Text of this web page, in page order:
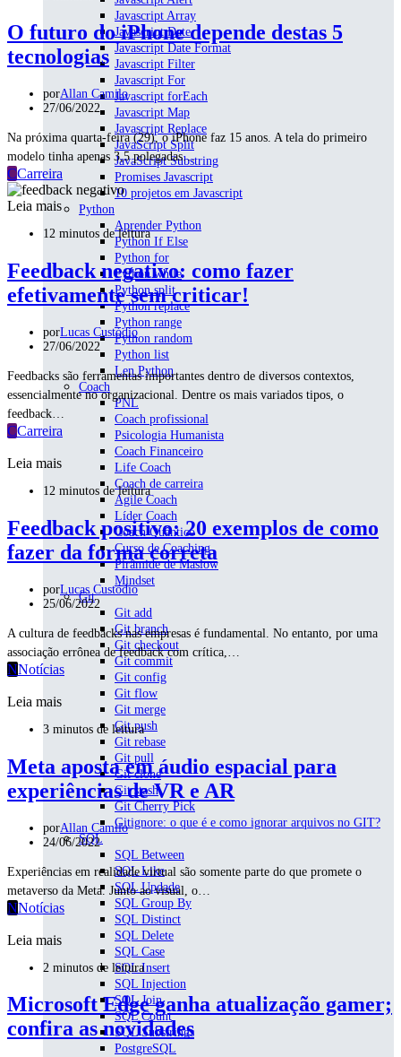
Javascript Array
Javascript Date
Javascript Date Format
Javascript Filter
Javascript For
Javascript forEach
Javascript Map
Javascript Replace
JavaScript Split
JavaScript Substring
Promises Javascript
10 projetos em Javascript
Python
Aprender Python
Python If Else
Python for
Python while
Python split
Python replace
Python range
Python random
Python list
Len Python
Coach
PNL
Coach profissional
Psicologia Humanista
Coach Financeiro
Life Coach
Coach de carreira
Agile Coach
Líder Coach
Coach Quântico
Curso de Coaching
Pirâmide de Maslow
Mindset
Git
Git add
Git branch
Git checkout
Git commit
Git config
Git flow
Git merge
Git push
Git rebase
Git pull
Git clone
Git stash
Git Cherry Pick
Gitignore: o que é e como ignorar arquivos no GIT?
SQL
SQL Between
SQL Like
SQL Updade
SQL Group By
SQL Distinct
SQL Delete
SQL Case
SQL Insert
SQL Injection
SQL Join
SQL Count
SQL Substrings
PostgreSQL
O futuro do iPhone depende destas 5
tecnologias
porAllan Camilo
27/06/2022
Na próxima quarta-feira (29), o iPhone faz 15 anos. A tela do primeiro
modelo tinha apenas 3,5 polegadas…
CCarreira
Leia mais
12 minutos de leitura
Feedback negativo: como fazer
efetivamente sem criticar!
porLucas Custódio
27/06/2022
Feedbacks são ferramentas importantes dentro de diversos contextos,
essencialmente no organizacional. Dentre os mais variados tipos, o
feedback…
CCarreira
Leia mais
12 minutos de leitura
Feedback positivo: 20 exemplos de como
fazer da forma correta
porLucas Custódio
25/06/2022
A cultura de feedbacks nas empresas é fundamental. No entanto, por uma
associação errônea de feedback com crítica,…
NNotícias
Leia mais
3 minutos de leitura
Meta aposta em áudio espacial para
experiências de VR e AR
porAllan Camilo
24/06/2022
Experiências em realidade virtual são somente parte do que promete o
metaverso da Meta. Junto ao visual, o…
NNotícias
Leia mais
2 minutos de leitura
Microsoft Edge ganha atualização gamer;
confira as novidades